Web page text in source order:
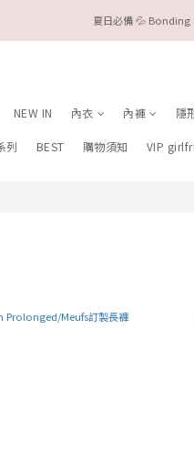
今夏限定Meufs泳衣
夏日必備 💦 Bonding
NEW IN 內衣 內褲 隱
列 BEST 購物須知 VIP